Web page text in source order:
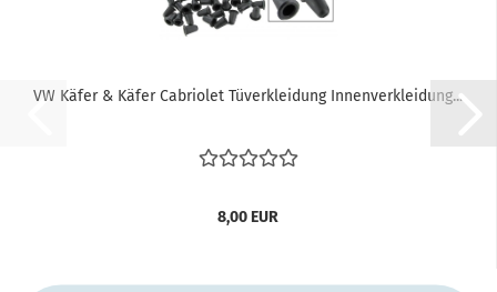
VW Käfer & Käfer Cabriolet Tüverkleidung Innenverkleidung...
8,00 EUR